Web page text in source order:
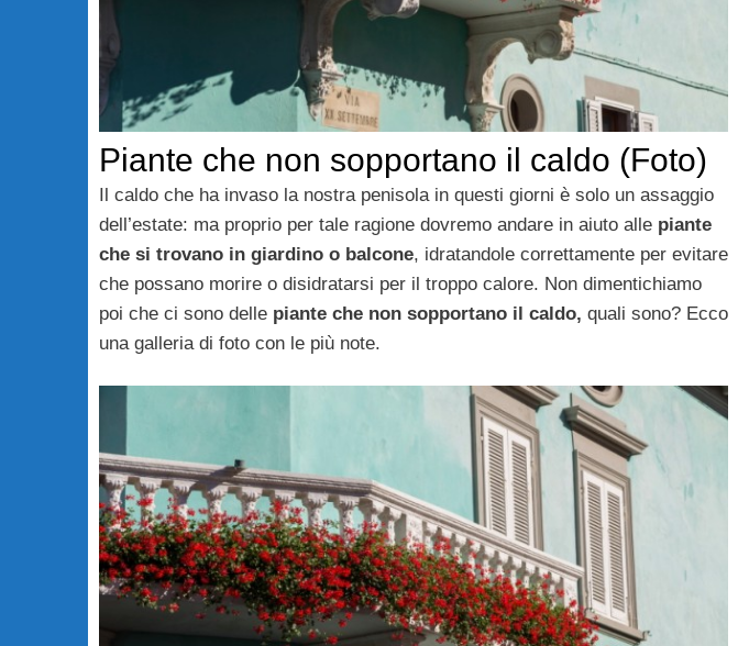
Piante che non sopportano il caldo (Foto)
Il caldo che ha invaso la nostra penisola in questi giorni è solo un assaggio
dell’estate: ma proprio per tale ragione dovremo andare in aiuto alle piante
che si trovano in giardino o balcone, idratandole correttamente per evitare
che possano morire o disidratarsi per il troppo calore. Non dimentichiamo
poi che ci sono delle piante che non sopportano il caldo, quali sono? Ecco
una galleria di foto con le più note.